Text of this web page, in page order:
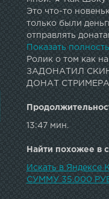
Это что-то
только были
отправлять
выпуске, когда я
стримеру. Какие
МНОЙ ТУТ=★
— ★ Лайв Канал
Шок или же Эрик
ксго, игры 1х1 с
многое другое на
Показать
Ролик о том как
ЗАДОНАТИЛ
ДОНАТ
13:47 мин.
Найти похожее в
Искать в
СУММУ 35.000